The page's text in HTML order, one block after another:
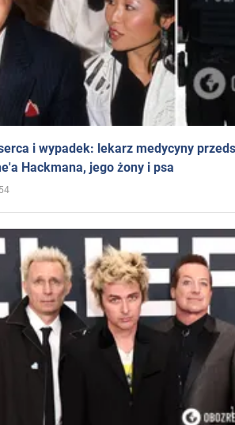
i wypadek: lekarz medycyny
Hackmana, jego żony i psa